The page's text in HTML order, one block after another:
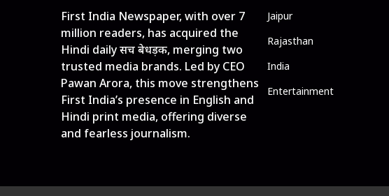
First India Newspaper, with over 7
million readers, has acquired the
Hindi daily सच बेधड़क, merging two
trusted media brands. Led by CEO
Pawan Arora, this move strengthens
First India’s presence in English and
Hindi print media, offering diverse
and fearless journalism.
Jaipur
Rajasthan
India
Entertainment